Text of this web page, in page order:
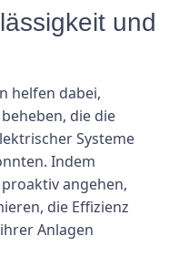
und
helfen dabei,
die die
Systeme
Indem
angehen,
die Effizienz
Anlagen